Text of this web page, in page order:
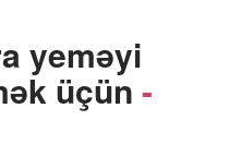
yeməyi
üçün -